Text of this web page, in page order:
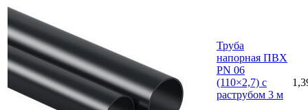
Труба
напорная ПВХ
PN 06
(110×2,7) с
раструбом 3 м